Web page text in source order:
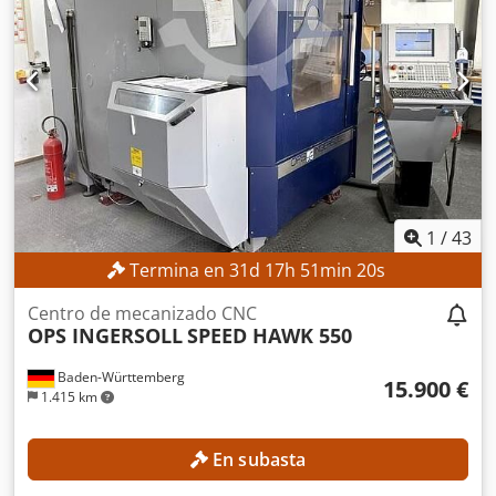
la máquina: 4,5 t Espacio requerido aproximado: 3,1 x 2,4 x
2,6 m Centro de mecanizado de 5 ejes con capacidad de
mecanizado simultáneo, mesa redonda giratoria NC con
capacidad de mecanizado simultáneo B -5 / +110°, C 360°,
sistema de medición de recorrido directo, volante manual
electrónico, pistola de refrigeración, transportador de
virutas, sonda 3D IR TS 649, BA 4, medición láser de
herramientas, aproximadamente 95.000 horas de
funcionamiento, aproximadamente 11.500 horas de husillo
1 /43
Termina en 31d 17h 51min 18s
Baden-Württemberg
1.415 km
Centro de mecanizado CNC
OPS INGERSOLLSPEED HAWK 550
15.900 €
En subasta